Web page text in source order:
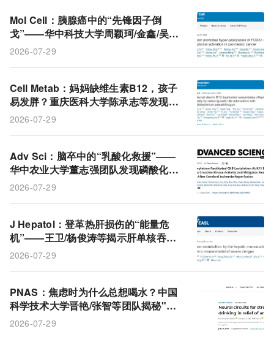
Mol Cell：胰腺癌中的“先锋因子倒
戈”——华中科技大学周颖珂/金鑫/吴河
水发现FOXA1被HDAC5松绑后转头激
2026-07-29
Cell Metab：妈妈缺维生素B12，孩子
易发胖？重庆医科大学陈承志等发现母
亲缺乏维生素B12加剧后代肥胖的新机
2026-07-29
Adv Sci：脑卒中的“乳酸化救援”——
华中农业大学董志强团队发现磷酸化先
给乳酸化开门，CKB激活后清除自由基
2026-07-29
J Hepatol：登革热肝损伤的“能量危
机”——王卫/杨俊涛等揭示肝单核吞噬
细胞通过BTK掐断肝细胞碳代谢
2026-07-29
PNAS：焦虑时为什么总想喝水？中国
科学技术大学晋艳/张智等团队揭秘"喝
水压惊"的机理
2026-07-29